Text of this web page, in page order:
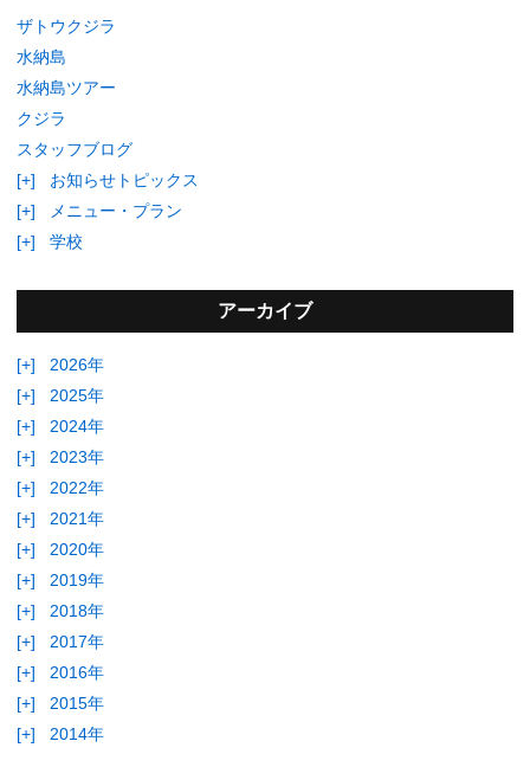
ザトウクジラ
水納島
水納島ツアー
クジラ
スタッフブログ
[+]
お知らせトピックス
[+]
メニュー・プラン
[+]
学校
アーカイブ
[+]
2026年
[+]
2025年
[+]
2024年
[+]
2023年
[+]
2022年
[+]
2021年
[+]
2020年
[+]
2019年
[+]
2018年
[+]
2017年
[+]
2016年
[+]
2015年
[+]
2014年